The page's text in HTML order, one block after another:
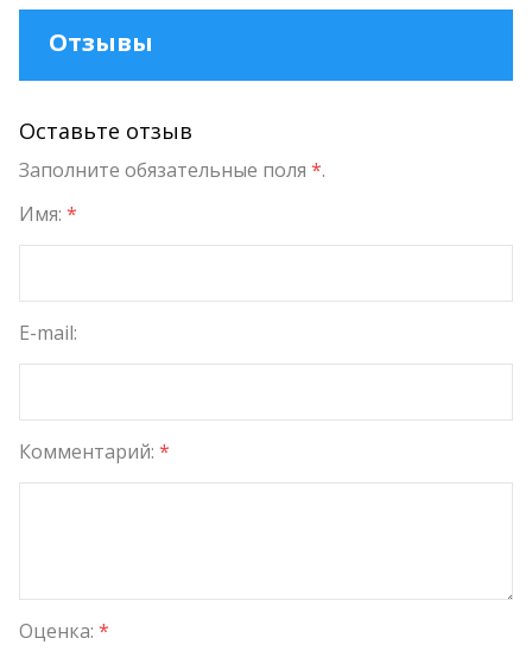
Отзывы
Оставьте отзыв
Заполните обязательные поля *.
Имя: *
E-mail:
Комментарий: *
Оценка: *